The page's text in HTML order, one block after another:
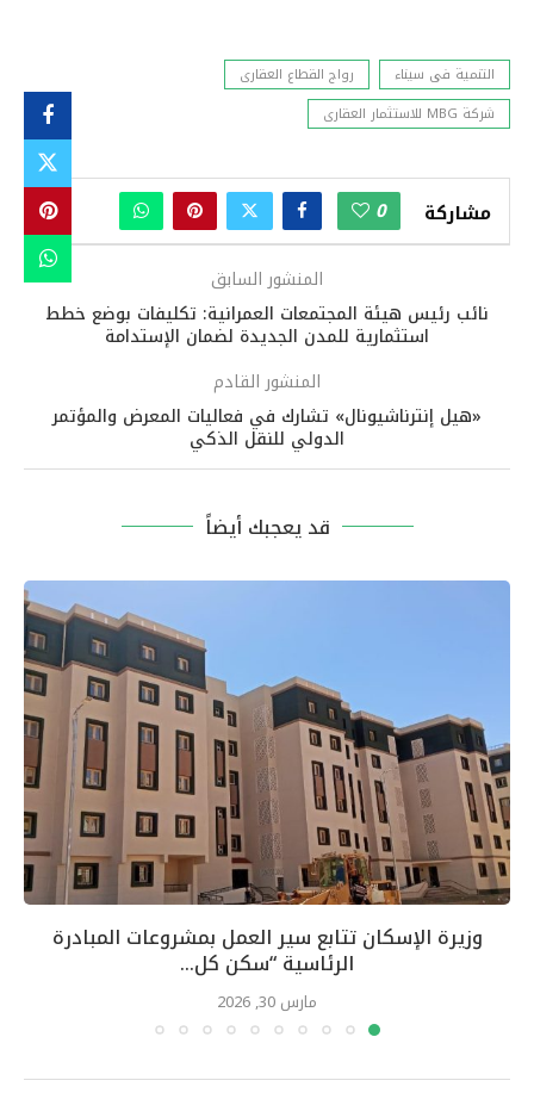
التنمية فى سيناء
رواج القطاع العقارى
شركة MBG للاستثمار العقارى
مشاركة 0
المنشور السابق
نائب رئيس هيئة المجتمعات العمرانية: تكليفات بوضع خطط
استثمارية للمدن الجديدة لضمان الإستدامة
المنشور القادم
«هيل إنترناشيونال» تشارك في فعاليات المعرض والمؤتمر
الدولي للنقل الذكي
قد يعجبك أيضاً
وزيرة الإسكان تتابع سير العمل بمشروعات المبادرة
الرئاسية “سكن كل...
مارس 30, 2026